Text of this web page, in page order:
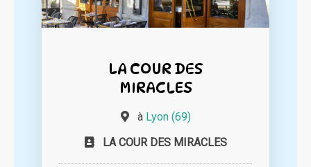
LA COUR DES
MIRACLES
à Lyon (69)
LA COUR DES MIRACLES